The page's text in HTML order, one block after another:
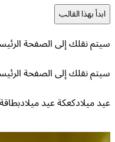
ابدأ بهذا القالب
سيتم نقلك إلى الصفحة
سيتم نقلك إلى الصفحة
عيد ميلادكعكة عيد ميلاد